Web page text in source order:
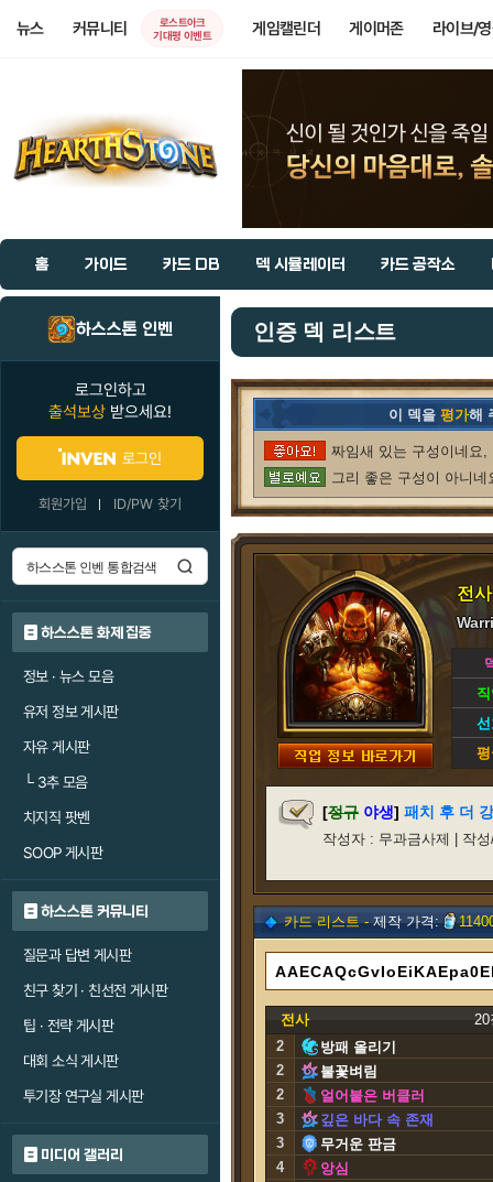
뉴스 커뮤니티
로스트아크
기대평 이벤트
게임캘린더 게이머존 라이브/
홈 가이드 카드 DB 덱 시뮬레이터 카드 공작소
하스스톤 인벤
로그인하고
출석보상 받으세요!
로그인
회원가입 ID/PW 찾기
하스스톤 화제 집중
정보 · 뉴스 모음
유저 정보 게시판
자유 게시판
└3추 모음
치지직 팟벤
SOOP 게시판
하스스톤 커뮤니티
질문과 답변 게시판
친구 찾기 · 친선전 게시판
팁 · 전략 게시판
대회 소식 게시판
투기장 연구실 게시판
미디어 갤러리
인증 덱 리스트
이 덱을 평가해
짜임새 있는 구성이네요,
그리 좋은 구성이 아니네
전
[정규 야생] 패치 후 더
작성자 : 무과금사제 | 작
카드 리스트 -제작 가격:
전사
20
2
방패 올리기
2
불꽃벼림
2
얼어붙은 버클러
3
깊은 바다 속 존재
3
무거운 판금
4
앙심